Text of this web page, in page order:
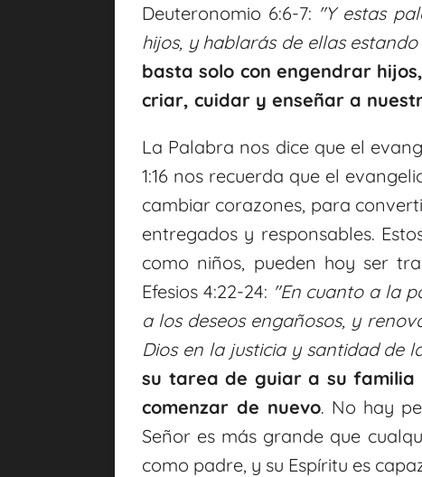
Deuteronomio 6:6-7: "Y estas
hijos, y hablarás de ellas
basta solo con engendrar
criar, cuidar y enseñar a
La Palabra nos dice que el
1:16 nos recuerda que el
cambiar corazones, para
entregados y responsables.
como niños, pueden hoy ser
Efesios 4:22-24: "En cuanto a la
a los deseos engañosos, y
Dios en la justicia y santidad de
su tarea de guiar a su familia
comenzar de nuevo. No hay
Señor es más grande que
como padre, y su Espíritu es